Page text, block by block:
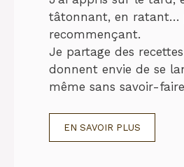
tâtonnant, en ratant…
recommençant.
Je partage des
donnent envie de se
même sans savoir-
EN SAVOIR PLUS